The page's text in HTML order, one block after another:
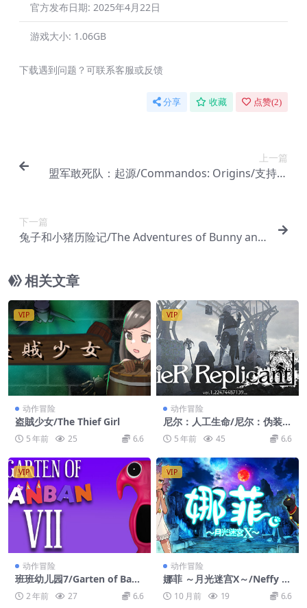
官方发布日期: 2025年4月22日
游戏大小: 1.06GB
下载遇到问题？可联系客服或反馈
分享 收藏 点赞(2)
上一篇
盟军敢死队：起源/Commandos: Origins/支持网
下一篇
兔子和小猪历险记/The Adventures of Bunny and
相关文章
VIP
动作冒险
盗賊少女/The Thief Girl
5 年前 25 6.6
VIP
动作冒险
尼尔：人工生命/尼尔：伪装
者/NieR Replicant
5 年前 45 6.6
VIP
动作冒险
班班幼儿园7/Garten of Banb
an 72 年前 27 6.6
VIP
动作冒险
娜菲 ～月光迷宫X～/Neffy -
Moonlight Labyrinth X
10 月前 19 6.6